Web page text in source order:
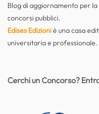
Blog di aggiornamento per
concorsi pubblici.
Edises Edizioniè una casa
universitaria e professionale.
Cerchi un Concorso?